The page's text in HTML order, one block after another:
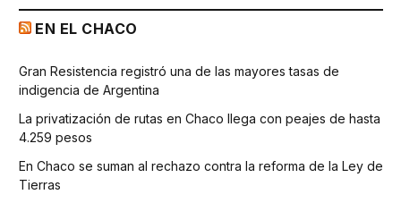
EN EL CHACO
Gran Resistencia registró una de las mayores tasas de
indigencia de Argentina
La privatización de rutas en Chaco llega con peajes de hasta
4.259 pesos
En Chaco se suman al rechazo contra la reforma de la Ley de
Tierras